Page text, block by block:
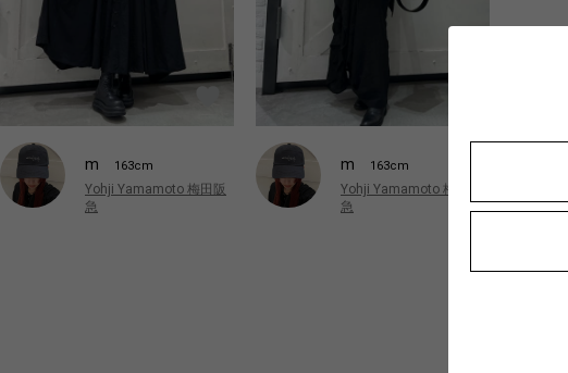
m 163cm
Yohji Yamamoto 梅田阪
急
m 163cm
Yohji Yamamoto 梅田阪
急